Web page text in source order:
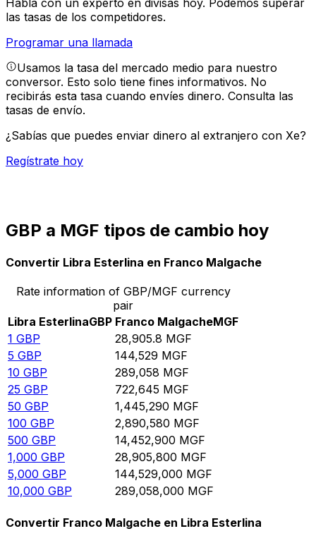
Habla con un experto en divisas hoy. Podemos superar
las tasas de los competidores.
Programar una llamada
Usamos la tasa del mercado medio para nuestro
conversor. Esto solo tiene fines informativos. No
recibirás esta tasa cuando envíes dinero. Consulta las
tasas de envío.
¿Sabías que puedes enviar dinero al extranjero con Xe?
Regístrate hoy
GBP a MGF tipos de cambio hoy
Convertir Libra Esterlina en Franco Malgache
Rate information of GBP/MGF currency
pair
Libra EsterlinaGBP Franco MalgacheMGF
1 GBP 28,905.8 MGF
5 GBP 144,529 MGF
10 GBP 289,058 MGF
25 GBP 722,645 MGF
50 GBP 1,445,290 MGF
100 GBP 2,890,580 MGF
500 GBP 14,452,900 MGF
1,000 GBP 28,905,800 MGF
5,000 GBP 144,529,000 MGF
10,000 GBP 289,058,000 MGF
Convertir Franco Malgache en Libra Esterlina